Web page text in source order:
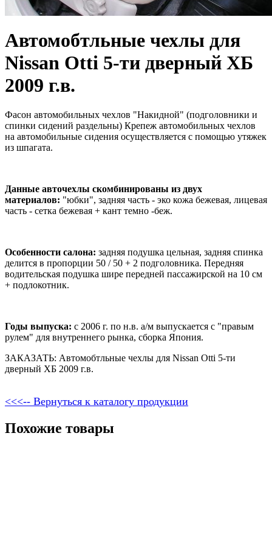
Автомобтльные чехлы для
Nissan Otti 5-ти дверный ХБ
2009 г.в.
Фасон автомобильных чехлов "Накидной" (подголовники и
спинки сидений раздельны) Крепеж автомобильных чехлов
на автомобильные сидения осуществляется с помощью утяжек
из шпагата.
Данные авточехлы скомбинированы из двух
материалов: "юбки", задняя часть - эко кожа бежевая, лицевая
часть - сетка бежевая + кант темно -беж.
Особенности салона: задняя подушка цельная, задняя спинка
делится в пропорции 50 / 50 + 2 подголовника. Передняя
водительская подушка шире передней пассажирской на 10 см
+ подлокотник.
Годы выпуска: с 2006 г. по н.в. а/м выпускается с "правым
рулем" для внутреннего рынка, сборка Япония.
ЗАКАЗАТЬ: Автомобтльные чехлы для Nissan Otti 5-ти
дверный ХБ 2009 г.в.
<<<-- Вернуться к каталогу продукции
Похожие товары